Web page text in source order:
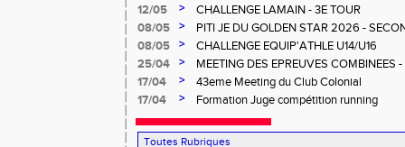
12/05
>
CHALLENGE LAMAIN - 3E TOUR
08/05
>
PITI JE DU GOLDEN STAR 2026 -
08/05
>
CHALLENGE EQUIP'ATHLE U14/U16
25/04
>
MEETING DES EPREUVES
Salée
17/04 >
43eme Meeting du Club Colonial
17/04
> Formation Juge compétition running